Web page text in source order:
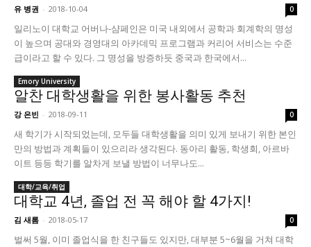
유 병권 - 2018-10-04 0
일리노이 대학교 어버나-샴페인은 미국 내외에서 공학과 회계학의 명성
이 높으며 공대와 경영대의 아카데믹 프로그램과 커리어 서비스는 수준
급이라고 할 수 있다. 그 명성을 방증하듯 중국과 한국에서...
Emory University
알찬 대학생활을 위한 봉사활동 추천
강 은빈 - 2018-09-11 0
새 학기가 시작되었는데, 모두들 대학생활을 의미 있게 보내기 위한 본인
만의 방법과 계획들이 있으리라 생각된다. 동아리 활동, 학생회, 아르바
이트 등등 학기를 알차게 보낼 방법이 너무나도...
대학/교육/취업
대학교 4년, 졸업 전 꼭 해야 할 4가지!
김 새롬 - 2018-05-17 0
벌써 5월, 이미 졸업식을 한 친구들도 있지만, 대부분 5~6월을 거쳐 대학